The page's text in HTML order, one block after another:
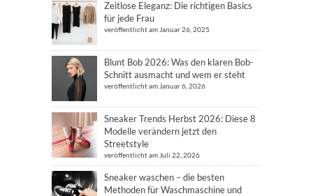
Zeitlose Eleganz: Die richtigen Basics
für jede Frau
veröffentlicht am Januar 26, 2025
Blunt Bob 2026: Was den klaren Bob-
Schnitt ausmacht und wem er steht
veröffentlicht am Januar 6, 2026
Sneaker Trends Herbst 2026: Diese 8
Modelle verändern jetzt den
Streetstyle
veröffentlicht am Juli 22, 2026
Sneaker waschen – die besten
Methoden für Waschmaschine und